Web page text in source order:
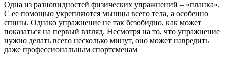
Одна из разновидностей физических упражнений – «планка».
С ее помощью укрепляются мышцы всего тела, а особенно
спины. Однако упражнение не так безобидно, как может
показаться на первый взгляд. Несмотря на то, что упражнение
нужно делать всего несколько минут, оно может навредить
даже профессиональным спортсменам